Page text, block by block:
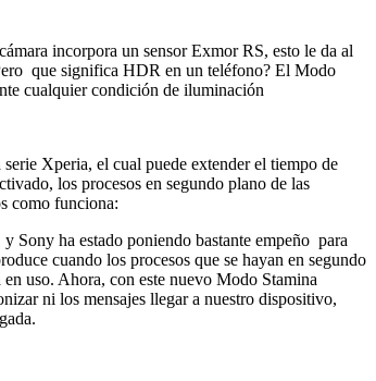
incorpora un sensor Exmor RS, esto le da al
que significa HDR en un teléfono? El Modo
cualquier condición de iluminación
Xperia, el cual puede extender el tiempo de
los procesos en segundo plano de las
como funciona:
Sony ha estado poniendo bastante empeño para
cuando los procesos que se hayan en segundo
uso. Ahora, con este nuevo Modo Stamina
ni los mensajes llegar a nuestro dispositivo,